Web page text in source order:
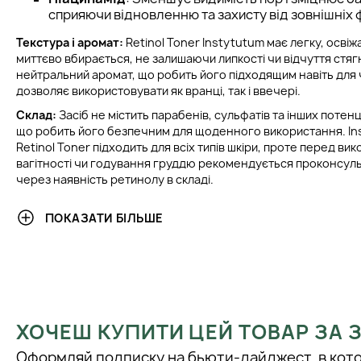
сприяючи відновленню та захисту від зовнішніх
Текстура і аромат: Retinol Toner Instytutum має легку,
миттєво вбирається, не залишаючи липкості чи відчуття
нейтральний аромат, що робить його підходящим навіть для
дозволяє використовувати як вранці, так і ввечері.
Склад: Засіб не містить парабенів, сульфатів та інших
що робить його безпечним для щоденного використання.
Retinol Toner підходить для всіх типів шкіри, проте перед
вагітності чи годування груддю рекомендується
через наявність ретинолу в складі.
ІНСТРУКЦІЯ ПО ЗАСТОСУВАННЮ:
: Рекомендується
тонера 2-3 рази на тиждень, поступово
щоденного використання, щоб шкіра
ПОКАЗАТИ БІЛЬШЕ
ХОЧЕШ КУПИТИ ЦЕЙ ТОВАР ЗА